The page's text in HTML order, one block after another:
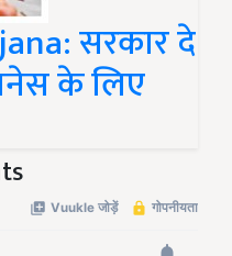
सरकार दे
के लिए